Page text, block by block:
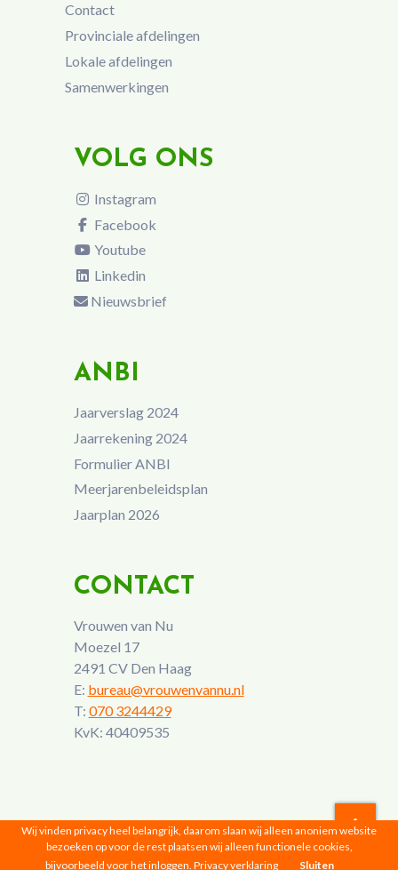
Contact
Provinciale afdelingen
Lokale afdelingen
Samenwerkingen
VOLG ONS
Instagram
Facebook
Youtube
Linkedin
Nieuwsbrief
ANBI
Jaarverslag 2024
Jaarrekening 2024
Formulier ANBI
Meerjarenbeleidsplan
Jaarplan 2026
CONTACT
Vrouwen van Nu
Moezel 17
2491 CV Den Haag
E: bureau@vrouwenvannu.nl
T: 070 3244429
KvK: 40409535
Vrouwen van Nu © 2026 |Privacyverklaring
Wij vinden privacy heel belangrijk, daarom slaan wij alleen anoniem website
bezoeken op voor de rest plaatsen wij alleen functionele cookies,
bijvoorbeeld voor het inloggen. Privacy verklaring Sluiten